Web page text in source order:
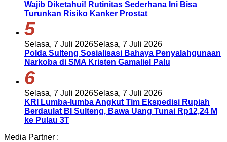
Wajib Diketahui! Rutinitas Sederhana Ini Bisa
Turunkan Risiko Kanker Prostat
5
Selasa, 7 Juli 2026Selasa, 7 Juli 2026
Polda Sulteng Sosialisasi Bahaya Penyalahgunaan
Narkoba di SMA Kristen Gamaliel Palu
6
Selasa, 7 Juli 2026Selasa, 7 Juli 2026
KRI Lumba-lumba Angkut Tim Ekspedisi Rupiah
Berdaulat BI Sulteng, Bawa Uang Tunai Rp12,24 M
ke Pulau 3T
Media Partner :